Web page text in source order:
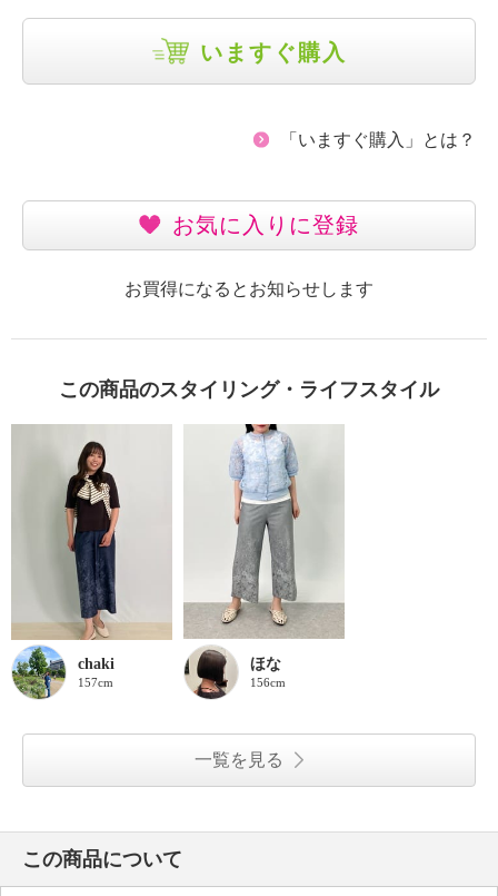
いますぐ購入
「いますぐ購入」とは？
お気に入りに登録
お買得になるとお知らせします
この商品のスタイリング・ライフスタイル
chaki
157cm
ほな
156cm
一覧を見る
この商品について